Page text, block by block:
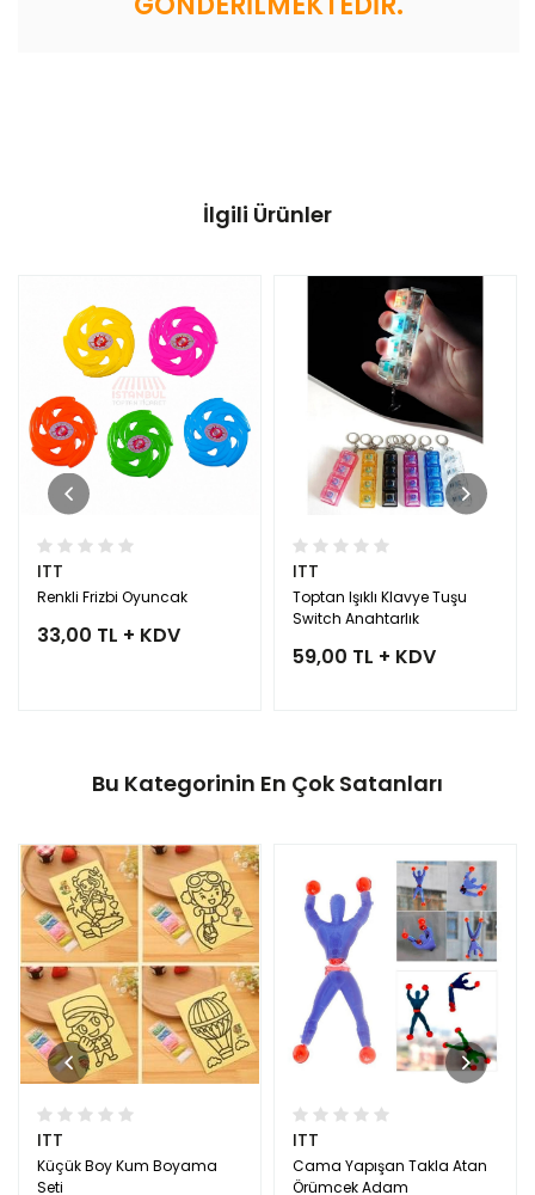
İlgili Ürünler
ITT
Renkli Frizbi Oyuncak
33,00 TL + KDV
ITT
Toptan Işıklı Klavye Tuşu
Switch Anahtarlık
59,00 TL + KDV
Bu Kategorinin En Çok Satanları
ITT
Küçük Boy Kum Boyama
Seti
ITT
Cama Yapışan Takla Atan
Örümcek Adam